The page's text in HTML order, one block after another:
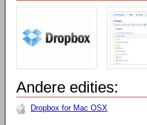
Andere edities:
Dropbox for Mac OSX